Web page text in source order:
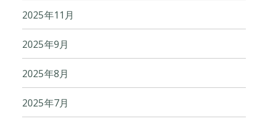
2025年11月
2025年9月
2025年8月
2025年7月